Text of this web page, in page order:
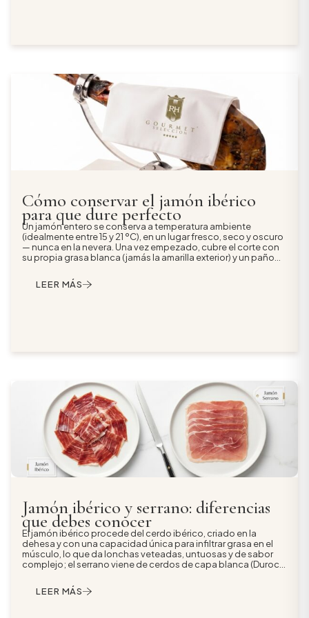
Cómo conservar el jamón ibérico
para que dure perfecto
Un jamón entero se conserva a temperatura ambiente
(idealmente entre 15 y 21 ºC), en un lugar fresco, seco y oscuro
— nunca en la nevera. Una vez empezado, cubre el corte con
su propia grasa blanca (jamás la amarilla exterior) y un paño
consúmelo en unos 21-30 días. Los sobres al vacío sí van al
frigorífico y se atemperan antes de servir; congelar el jamón
LEER MÁS
Jamón ibérico y serrano: diferencias
que debes conocer
El jamón ibérico procede del cerdo ibérico, criado en la
dehesa y con una capacidad única para infiltrar grasa en el
músculo, lo que da lonchas veteadas, untuosas y de sabor
complejo; el serrano viene de cerdos de capa blanca (Duroc,
perfil más magro, firme y suave. El ibérico exige curaciones
más largas y se identifica por los precintos oficiales de
LEER MÁS